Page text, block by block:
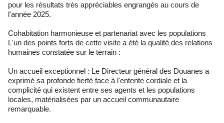
pour les résultats très appréciables engrangés au cours de
l'année 2025.
Cohabitation harmonieuse et partenariat avec les populations
L'un des points forts de cette visite a été la qualité des relations
humaines constatée sur le terrain :
Un accueil exceptionnel : Le Directeur général des Douanes a
exprimé sa profonde fierté face à l'entente cordiale et la
complicité qui existent entre ses agents et les populations
locales, matérialisées par un accueil communautaire
remarquable.